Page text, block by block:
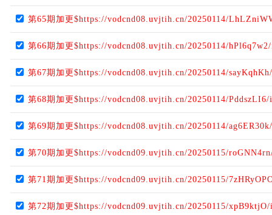
第65期加更$https://vodcnd08.uvjtih.cn/20250114/
第66期加更$https://vodcnd08.uvjtih.cn/20250114/
第67期加更$https://vodcnd08.uvjtih.cn/20250114/
第68期加更$https://vodcnd08.uvjtih.cn/20250114/PddszLI6/
第69期加更$https://vodcnd08.uvjtih.cn/20250114/
第70期加更$https://vodcnd09.uvjtih.cn/20250115/
第71期加更$https://vodcnd09.uvjtih.cn/20250115/
第72期加更$https://vodcnd09.uvjtih.cn/20250115/xpB9ktjO/